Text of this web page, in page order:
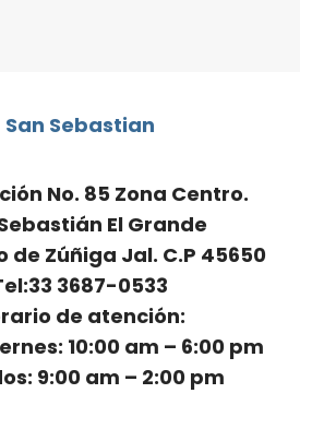
San Sebastian
No. 85 Zona Centro.
El Grande
de Zúñiga Jal. C.P 45650
3687-0533
de atención:
10:00 am – 6:00 pm
9:00 am – 2:00 pm